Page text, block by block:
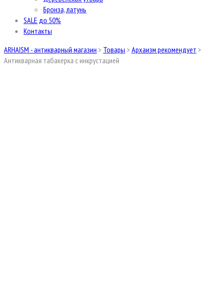
Бронза, латунь
SALE до 50%
Контакты
ARHAISM - антикварный магазин > Товары > Архаизм рекомендует >
Антикварная табакерка с инкрустацией